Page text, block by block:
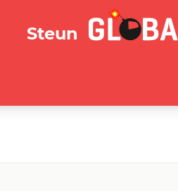
Steun